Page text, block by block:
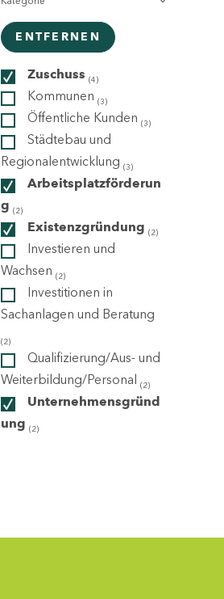
ENTFERNEN
Zuschuss (4)
Kommunen (3)
Öffentliche Kunden (3)
Städtebau und
Regionalentwicklung (3)
Arbeitsplatzförderun
g (2)
Existenzgründung (2)
Investieren und
Wachsen (2)
Investitionen in
Sachanlagen und Beratung
(2)
Qualifizierung/Aus- und
Weiterbildung/Personal (2)
Unternehmensgründ
ung (2)